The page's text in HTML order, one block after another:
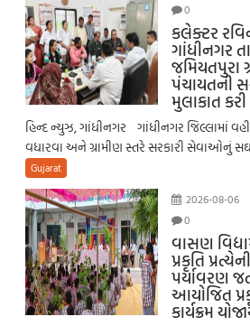
0
કલેક્ટર
ગાંધીનગર
જમિયતપુરા
પંચાયતની
મુલાકાત કરી
હિન્દ ન્યુઝ, ગાંધીનગર ગાંધીનગર જિલ્લામાં
વધારવા અને ગ્રામીણ સ્તરે સરકારી સેવાઓનું
Gujarat
2026-08-06
0
વાસણ
પ્રકૃતિ
પર્યાવરણ
આયોજિત
કાર્યક્રમ